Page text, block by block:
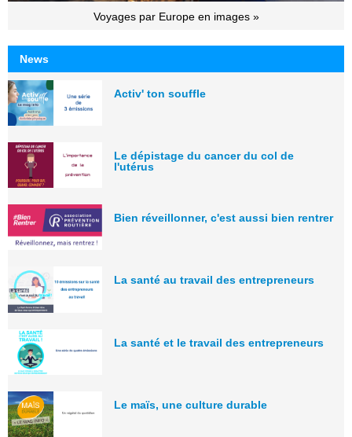
Voyages par Europe en images »
News
Activ' ton souffle
Le dépistage du cancer du col de
l'utérus
Bien réveillonner, c'est aussi bien rentrer
La santé au travail des entrepreneurs
La santé et le travail des entrepreneurs
Le maïs, une culture durable